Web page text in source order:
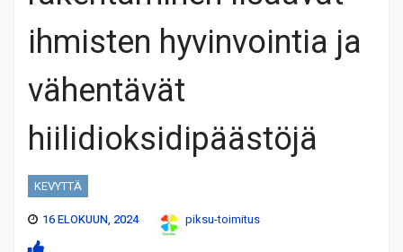
ihmisten hyvinvointia ja
vähentävät
hiilidioksidipäästöjä
KEVYTTÄ
16 ELOKUUN, 2024
piksu-toimitus